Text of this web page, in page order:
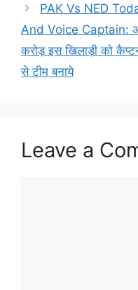
PAK Vs NED
And Voice Captain:
करोड़ इस खिलाड़ी को
से टीम बनाये
Leave a